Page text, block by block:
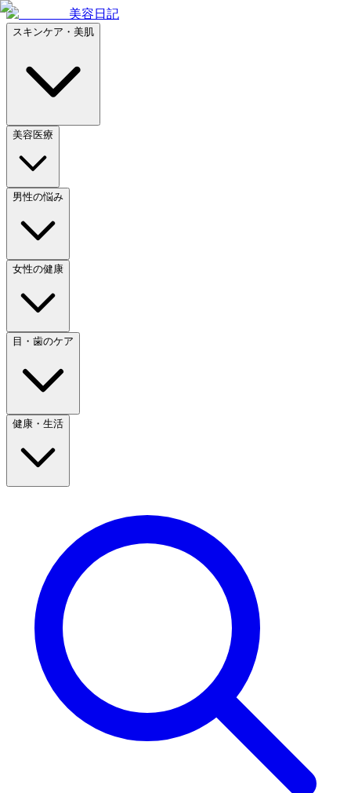
美容日記
スキンケア・美肌
美容医療
男性の悩み
女性の健康
目・歯のケア
健康・生活